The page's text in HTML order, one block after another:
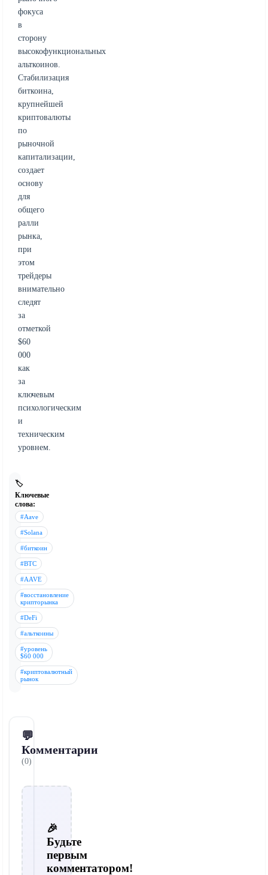
фокуса
в
сторону
высокофункциональных
альткоинов.
Стабилизация
биткоина,
крупнейшей
криптовалюты
по
рыночной
капитализации,
создает
основу
для
общего
ралли
рынка,
при
этом
трейдеры
внимательно
следят
за
отметкой
$60
000
как
за
ключевым
психологическим
и
техническим
уровнем.
🏷️
Ключевые
слова:
#Aave
#Solana
#биткоин
#BTC
#AAVE
#восстановление
крипторынка
#DeFi
#альткоины
#уровень
$60 000
#криптовалютный
рынок
💬
Комментарии
(0)
🎉
Будьте
первым
комментатором!